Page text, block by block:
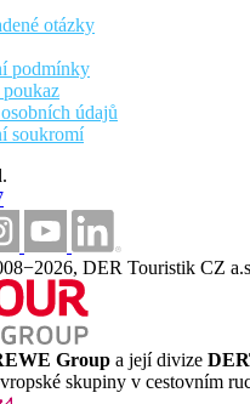
k pláži
u pláže
bazénu
u bazénu
otázky
podmínky
údajů
soukromí
DER Touristik CZ
Group a její divize
skupiny v cestovním